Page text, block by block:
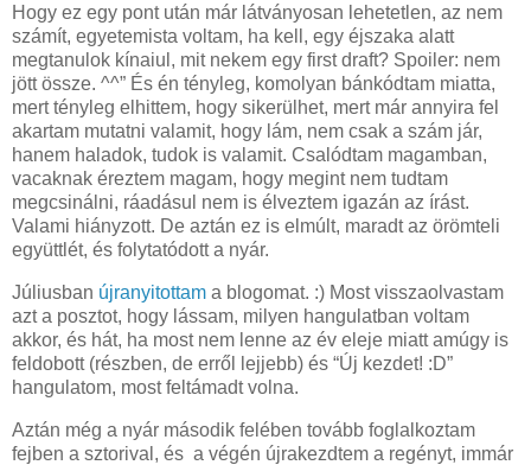
Hogy ez egy pont után már látványosan lehetetlen, az nem
számít, egyetemista voltam, ha kell, egy éjszaka alatt
megtanulok kínaiul, mit nekem egy first draft? Spoiler: nem
jött össze. ^^” És én tényleg, komolyan bánkódtam miatta,
mert tényleg elhittem, hogy sikerülhet, mert már annyira fel
akartam mutatni valamit, hogy lám, nem csak a szám jár,
hanem haladok, tudok is valamit. Csalódtam magamban,
vacaknak éreztem magam, hogy megint nem tudtam
megcsinálni, ráadásul nem is élveztem igazán az írást.
Valami hiányzott. De aztán ez is elmúlt, maradt az örömteli
együttlét, és folytatódott a nyár.
Júliusban újranyitottam a blogomat. :) Most visszaolvastam
azt a posztot, hogy lássam, milyen hangulatban voltam
akkor, és hát, ha most nem lenne az év eleje miatt amúgy is
feldobott (részben, de erről lejjebb) és “Új kezdet! :D”
hangulatom, most feltámadt volna.
Aztán még a nyár második felében tovább foglalkoztam
fejben a sztorival, és a végén újrakezdtem a regényt, immár